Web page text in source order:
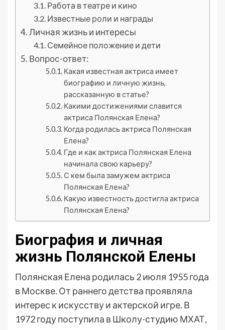
Работа в театре и кино
Известные роли и награды
Личная жизнь и интересы
Семейное положение и дети
Вопрос-ответ:
Какая известная актриса имеет
биографию и личную жизнь,
рассказанную в статье?
Какими достижениями славится
актриса Полянская Елена?
Когда родилась актриса Полянская
Елена?
Где и как актриса Полянская Елена
начинала свою карьеру?
С кем была замужем актриса
Полянская Елена?
Какую известность достигла актриса
Полянская Елена?
Биография и личная
жизнь Полянской Елены
Полянская Елена родилась 2 июля 1955 года
в Москве. От раннего детства проявляла
интерес к искусству и актерской игре. В
1972 году поступила в Школу-студию МХАТ,